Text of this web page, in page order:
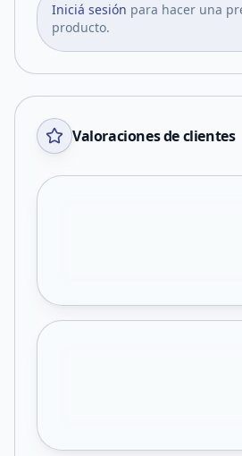
Iniciá sesión para hacer una
producto.
Valoraciones de clientes